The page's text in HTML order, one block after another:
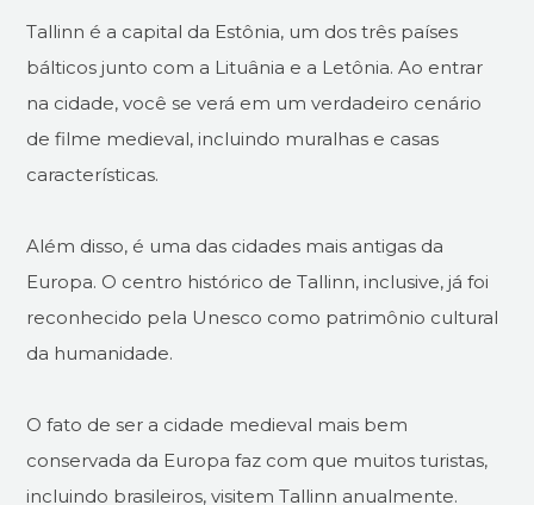
Tallinn é a capital da Estônia, um dos três países
bálticos junto com a Lituânia e a Letônia. Ao entrar
na cidade, você se verá em um verdadeiro cenário
de filme medieval, incluindo muralhas e casas
características.
Além disso, é uma das cidades mais antigas da
Europa. O centro histórico de Tallinn, inclusive, já foi
reconhecido pela Unesco como patrimônio cultural
da humanidade.
O fato de ser a cidade medieval mais bem
conservada da Europa faz com que muitos turistas,
incluindo brasileiros, visitem Tallinn anualmente.